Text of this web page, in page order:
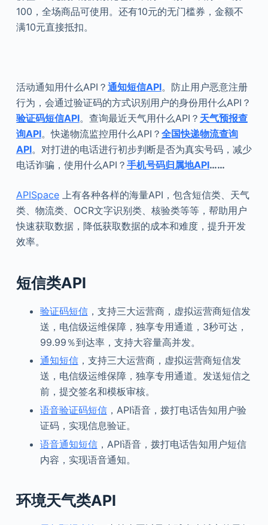
100，全场商品可使用。还有10元的无门槛券，金额不
满10元直接抵扣。
活动通知用什么API？ 通知短信API。防止用户恶意注册
行为，会通过验证码的方式识别用户的身份用什么API？
验证码短信API。查询最近天气用什么API？ 天气预报查
询API。快递物流监控用什么API？ 全国快递物流查询
API。对打进的电话进行初步判断是否为真实号码，减少
电话诈骗，使用什么API？ 手机号码归属地API……
APISpace上有各种各样的海量API，包含短信类、天气
类、物流类、OCR文字识别类、核验类等等，帮助用户
快速获取数据，降低获取数据的成本和难度，提升开发
效率。
短信类API
验证码短信，支持三大运营商，虚拟运营商短信发
送，电信级运维保障，独享专用通道，3秒可达，
99.99％到达率，支持大容量高并发。
通知短信，支持三大运营商，虚拟运营商短信发
送，电信级运维保障，独享专用通道。发送短信之
前，提交签名和模板审核。
语音验证码短信，API语音，拨打电话告知用户验
证码，实现信息验证。
语音通知短信，API语音，拨打电话告知用户短信
内容，实现语音通知。
环境天气类API